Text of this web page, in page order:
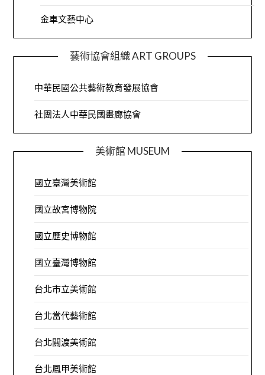
金車文藝中心
藝術協會組織 ART GROUPS
中華民國公共藝術教育發展協會
社團法人中華民國畫廊協會
美術館 MUSEUM
國立臺灣美術館
國立故宮博物院
國立歷史博物館
國立臺灣博物館
台北市立美術館
台北當代藝術館
台北關渡美術館
台北鳳甲美術館